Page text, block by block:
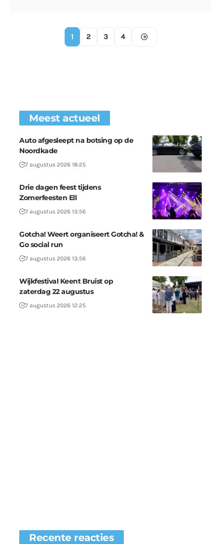
1 2 3 4
Meest actueel
Auto afgesleept na botsing op de
Noordkade
7 augustus 2026 18:25
Drie dagen feest tijdens
Zomerfeesten Ell
7 augustus 2026 13:56
Gotcha! Weert organiseert Gotcha! &
Go social run
7 augustus 2026 13:56
Wijkfestival Keent Bruist op
zaterdag 22 augustus
7 augustus 2026 12:25
Recente reacties